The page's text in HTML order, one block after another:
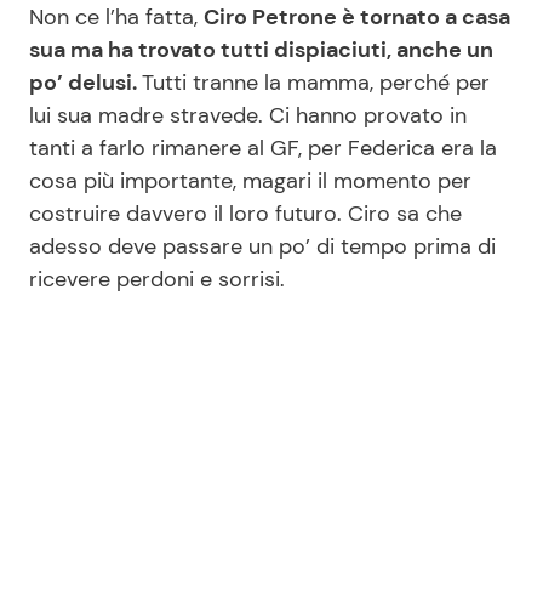
Chi siamo
Redazione
Contattaci
Non ce l’ha fatta, Ciro Petrone è tornato a casa
sua ma ha trovato tutti dispiaciuti, anche un
po’ delusi.Tutti tranne la mamma, perché per
lui sua madre stravede. Ci hanno provato in
tanti a farlo rimanere al GF, per Federica era la
cosa più importante, magari il momento per
costruire davvero il loro futuro. Ciro sa che
adesso deve passare un po’ di tempo prima di
ricevere perdoni e sorrisi.